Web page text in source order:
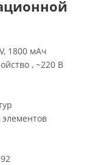
1800 мАч
, ~220 В